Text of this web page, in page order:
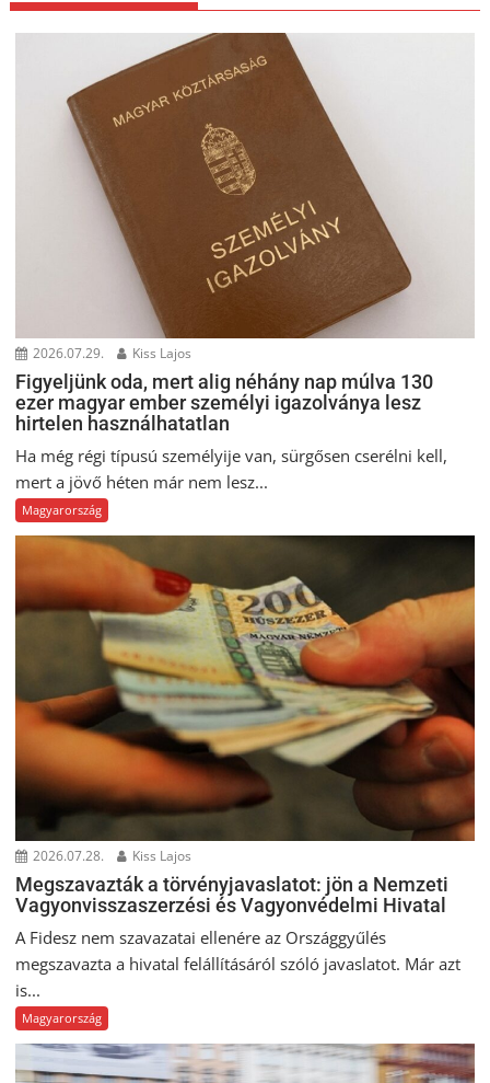
2026.07.29. Kiss Lajos
Figyeljünk oda, mert alig néhány nap múlva 130
ezer magyar ember személyi igazolványa lesz
hirtelen használhatatlan
Ha még régi típusú személyije van, sürgősen cserélni kell,
mert a jövő héten már nem lesz...
Magyarország
2026.07.28. Kiss Lajos
Megszavazták a törvényjavaslatot: jön a Nemzeti
Vagyonvisszaszerzési és Vagyonvédelmi Hivatal
A Fidesz nem szavazatai ellenére az Országgyűlés
megszavazta a hivatal felállításáról szóló javaslatot. Már azt
is...
Magyarország